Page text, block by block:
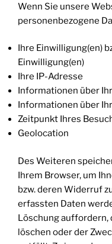
Wenn Sie unsere
personenbezogene
Ihre Einwilligung(en)
Einwilligung(en)
Ihre IP-Adresse
Informationen über
Informationen über
Zeitpunkt Ihres
Geolocation
Des Weiteren
Ihrem Browser, um
bzw. deren Widerruf
erfassten Daten
Löschung
löschen oder der